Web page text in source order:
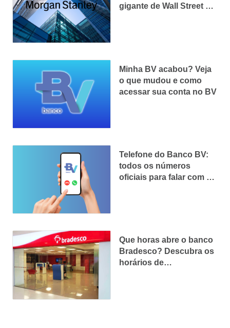
gigante de Wall Street no
Minha BV acabou? Veja
o que mudou e como
acessar sua conta no BV
Telefone do Banco BV:
todos os números
oficiais para falar com o
Que horas abre o banco
Bradesco? Descubra os
horários de